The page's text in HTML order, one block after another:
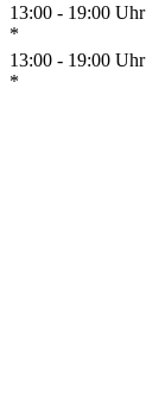
13:00 - 19:00 Uhr
*
13:00 - 19:00 Uhr
*